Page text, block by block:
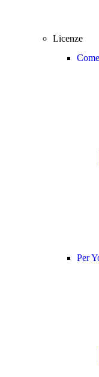
Licenze
Per